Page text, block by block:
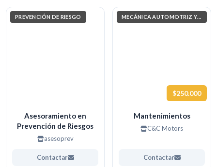
PREVENCIÓN DE RIESGO
Asesoramiento en
Prevención de Riesgos
asesoprev
Contactar
MECÁNICA AUTOMOTRIZ Y AUTOTRÓNICA
$250.000
Mantenimientos
C&C Motors
Contactar